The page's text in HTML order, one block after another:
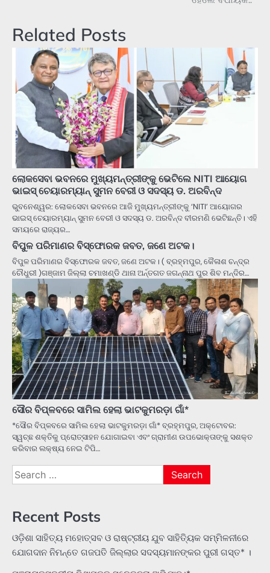
Related Posts
ଲୋକସେବା ଭବନରେ ମୁଖ୍ୟମନ୍ତ୍ରୀଙ୍କୁ ଭେଟିଲେ NITI ଆୟୋଗ
ଭାଇସ୍‌ ଚେୟାରମ୍ୟାନ୍‌ ସୁମନ ବେରୀ ଓ ସଦସ୍ୟ ଡ. ଅରବିନ୍ଦ
ଭୁବନେଶ୍ୱର: ଲୋକସେବା ଭବନରେ ଆଜି ମୁଖ୍ୟମନ୍ତ୍ରୀଙ୍କୁ ‘NITI’ ଆୟୋଗର
ଭାଇସ୍‌ ଚେୟାରମ୍ୟାନ୍‌ ସୁମନ ବେରୀ ଓ ସଦସ୍ୟ ଡ. ଅରବିନ୍ଦ ବୀରମଣି ଭେଟିଛନ୍ତି। ଏହି
ସମୟରେ ରାଜ୍ୟର…
ବିପୁଳ ପରିମାଣର ବିସ୍ଫୋରକ ଜବତ, ଜଣେ ଅଟକ।
ବିପୁଳ ପରିମାଣର ବିସ୍ଫୋରକ ଜବତ, ଜଣେ ଅଟକ। ( ବ୍ରହ୍ମପୁର, କୈଳାଶ ଚନ୍ଦ୍ର
ଚୌଧୁରୀ )ଗଞ୍ଜାମ ଜିଲ୍ଲା ଚମାଖଣ୍ଡି ଥାନା ଅର୍ନ୍ତଗତ ଜଗନ୍ନାଥ ପୁର ଶିବ ମନ୍ଦିର…
ସୌର ବିପ୍ଳବରେ ସାମିଲ ହେଲା ଭାଟକୁମରଡ଼ା ଗାଁ*
*ସୌର ବିପ୍ଳବରେ ସାମିଲ ହେଲା ଭାଟକୁମରଡ଼ା ଗାଁ* ବ୍ରହ୍ମପୁର, ଅକ୍ଟୋବର:
ସ୍ୱଚ୍ଛ ଶକ୍ତିକୁ ପ୍ରୋତ୍ସାହନ ଯୋଗାଇବା ଏବଂ ଗ୍ରାମୀଣ ଉପଭୋକ୍ତାଙ୍କୁ ସଶକ୍ତ
କରିବାର ଲକ୍ଷ୍ୟ ନେଇ ଟିପି…
Search
for:
Recent Posts
ଓଡ଼ିଶା ସାହିତ୍ୟ ମହୋତ୍ସବ ଓ ରାଷ୍ଟ୍ରୀୟ ଯୁବ ସାହିତ୍ୟିକ ସମ୍ମିଳନୀରେ
ଯୋଗଦାନ ନିମନ୍ତେ ଗଜପତି ଜିଲ୍ଲାର ସଦସ୍ୟମାନଙ୍କର ପୁରୀ ଗସ୍ତ* ।